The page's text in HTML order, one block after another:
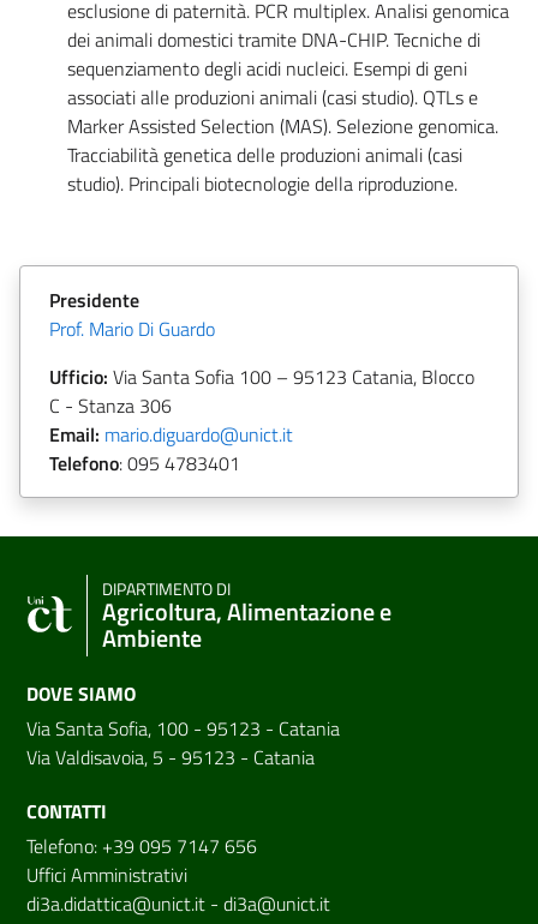
esclusione di paternità. PCR multiplex. Analisi genomica
dei animali domestici tramite DNA-CHIP. Tecniche di
sequenziamento degli acidi nucleici. Esempi di geni
associati alle produzioni animali (casi studio). QTLs e
Marker Assisted Selection (MAS). Selezione genomica.
Tracciabilità genetica delle produzioni animali (casi
studio). Principali biotecnologie della riproduzione.
Presidente
Prof. Mario Di Guardo
Ufficio: Via Santa Sofia 100 – 95123 Catania, Blocco
C - Stanza 306
Email: mario.diguardo@unict.it
Telefono:095 4783401
DIPARTIMENTO DI
Agricoltura, Alimentazione e
Ambiente
DOVE SIAMO
Via Santa Sofia, 100 - 95123 - Catania
Via Valdisavoia, 5 - 95123 - Catania
CONTATTI
Telefono: +39 095 7147 656
Uffici Amministrativi
di3a.didattica@unict.it - di3a@unict.it